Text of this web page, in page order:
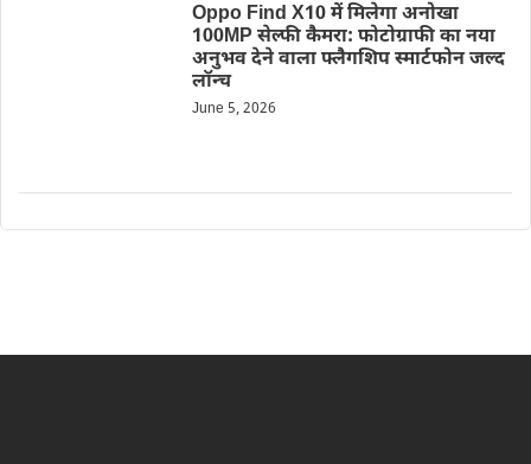
Oppo Find X10 में मिलेगा अनोखा
100MP सेल्फी कैमरा: फोटोग्राफी का नया
अनुभव देने वाला फ्लैगशिप स्मार्टफोन जल्द
लॉन्च
June 5, 2026